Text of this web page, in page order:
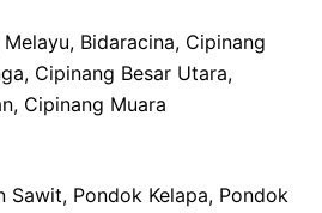
Bidaracina, Cipinang
Cipinang Besar Utara,
Cipinang Muara
Sawit, Pondok Kelapa, Pondok